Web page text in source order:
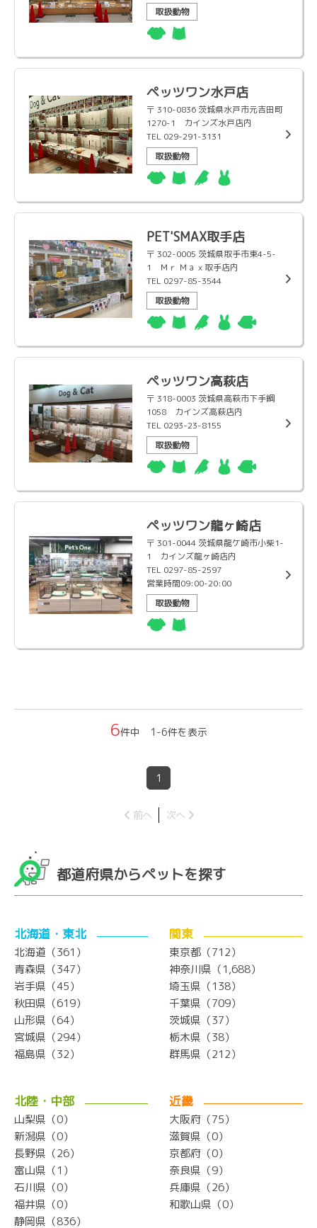
取扱動物
ペッツワン水戸店
〒 310-0836 茨城県水戸市元吉田町
1270-1 カインズ水戸店内
TEL 029-291-3131
取扱動物
PET'SMAX取手店
〒 302-0005 茨城県取手市東4-5-
1 Ｍｒ Ｍａｘ取手店内
TEL 0297-85-3544
取扱動物
ペッツワン高萩店
〒 318-0003 茨城県高萩市下手綱
1058 カインズ高萩店内
TEL 0293-23-8155
取扱動物
ペッツワン龍ヶ崎店
〒 301-0044 茨城県龍ケ崎市小柴1-
1 カインズ龍ヶ崎店内
TEL 0297-85-2597
営業時間09:00-20:00
取扱動物
6件中 1-6件を表示
1
前へ 次へ
都道府県からペットを探す
北海道・東北
北海道（361）
青森県（347）
岩手県（45）
秋田県（619）
山形県（64）
宮城県（294）
福島県（32）
関東
東京都（712）
神奈川県（1,688）
埼玉県（138）
千葉県（709）
茨城県（37）
栃木県（38）
群馬県（212）
北陸・中部
山梨県（0）
新潟県（0）
長野県（26）
富山県（1）
石川県（0）
福井県（0）
静岡県（836）
近畿
大阪府（75）
滋賀県（0）
京都府（0）
奈良県（9）
兵庫県（26）
和歌山県（0）